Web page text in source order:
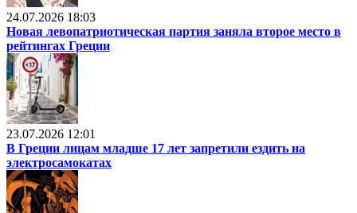
24.07.2026 18:03
Новая левопатриотическая партия заняла второе место в
рейтингах Греции
23.07.2026 12:01
В Греции лицам младше 17 лет запретили ездить на
электросамокатах